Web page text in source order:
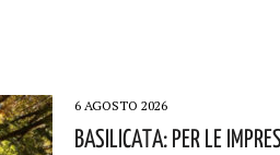
6 AGOSTO 2026
Basilicata: Per Le